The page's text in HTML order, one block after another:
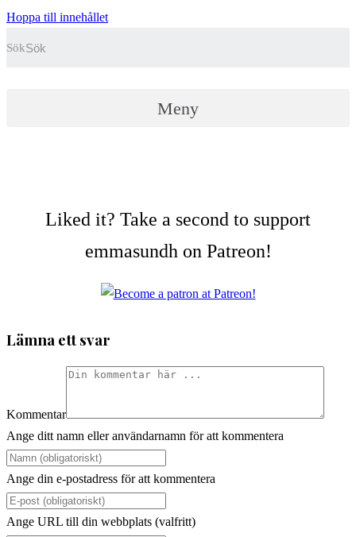
Hoppa till innehållet
Sök
Meny
Liked it? Take a second to support
emmasundh on Patreon!
Lämna ett svar
Kommentar
Ange ditt namn eller användarnamn för att kommentera
Ange din e-postadress för att kommentera
Ange URL till din webbplats (valfritt)